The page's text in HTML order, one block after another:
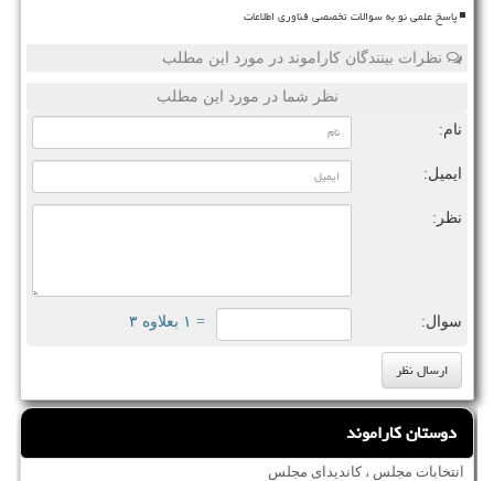
پاسخ علمی نو به سوالات تخصصی فناوری اطلاعات
نظرات بینندگان کاراموند در مورد این مطلب
نظر شما در مورد این مطلب
نام:
ایمیل:
نظر:
سوال: = ۱ بعلاوه ۳
دوستان کاراموند
انتخابات مجلس ، کاندیدای مجلس